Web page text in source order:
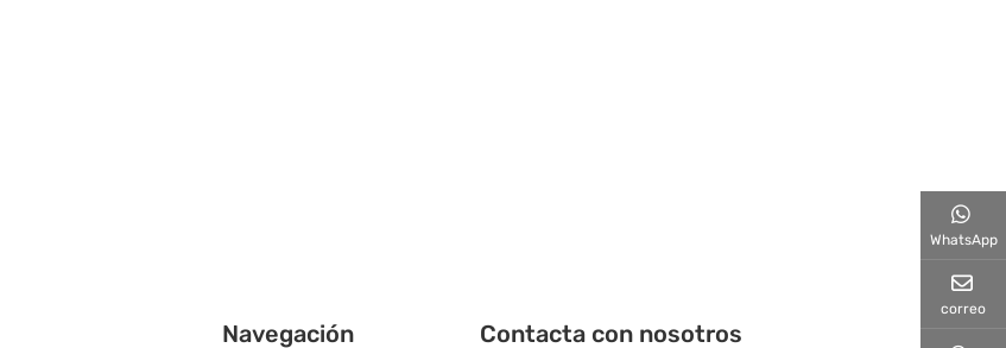
Navegación Contacta con nosotros
WhatsApp
correo